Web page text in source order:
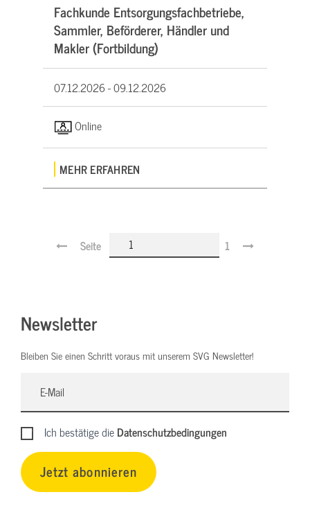
Fachkunde Entsorgungsfachbetriebe,
Sammler, Beförderer, Händler und
Makler (Fortbildung)
07.12.2026 -09.12.2026
Online
MEHR ERFAHREN
Seite 1
Newsletter
Bleiben Sie einen Schritt voraus mit unserem SVG Newsletter!
Ich bestätige dieDatenschutzbedingungen
Jetzt abonnieren